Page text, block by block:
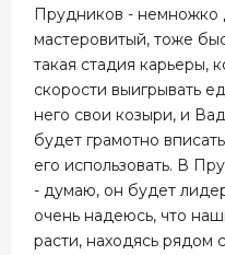
Прудников - немножко
мастеровитый, тоже
такая стадия карьеры,
скорости выигрывать
него свои козыри, и
будет грамотно
его использовать. В
- думаю, он будет
очень надеюсь, что
расти, находясь рядом